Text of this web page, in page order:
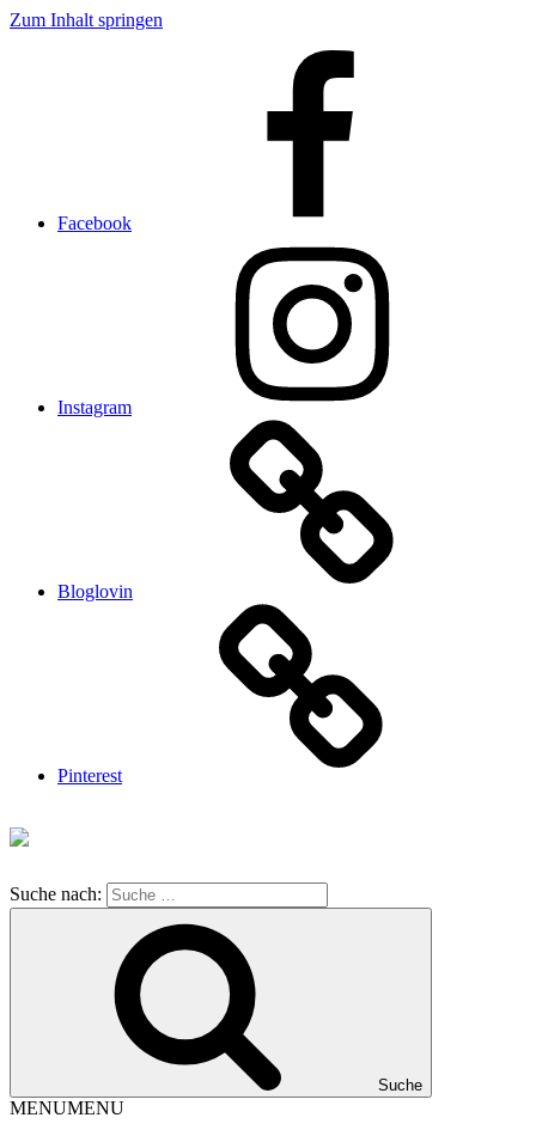
Zum Inhalt springen
Facebook
Instagram
Bloglovin
Pinterest
Suche nach:
Suche
MENUMENU